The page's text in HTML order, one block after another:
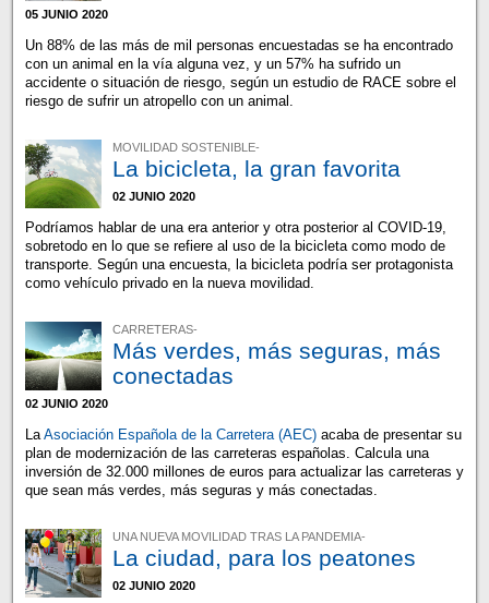
05 JUNIO 2020
Un 88% de las más de mil personas encuestadas se ha encontrado
con un animal en la vía alguna vez, y un 57% ha sufrido un
accidente o situación de riesgo, según un estudio de RACE sobre el
riesgo de sufrir un atropello con un animal.
MOVILIDAD SOSTENIBLE-
La bicicleta, la gran favorita
02 JUNIO 2020
Podríamos hablar de una era anterior y otra posterior al COVID-19,
sobretodo en lo que se refiere al uso de la bicicleta como modo de
transporte. Según una encuesta, la bicicleta podría ser protagonista
como vehículo privado en la nueva movilidad.
CARRETERAS-
Más verdes, más seguras, más
conectadas
02 JUNIO 2020
LaAsociación Española de la Carretera (AEC)acaba de presentar su
plan de modernización de las carreteras españolas. Calcula una
inversión de 32.000 millones de euros para actualizar las carreteras y
que sean más verdes, más seguras y más conectadas.
UNA NUEVA MOVILIDAD TRAS LA PANDEMIA-
La ciudad, para los peatones
02 JUNIO 2020